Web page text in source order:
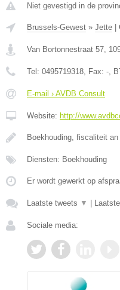
Niet gevestigd in de
Brussels-Gewest » Jette |
Van Bortonnestraat 57
Tel: 0495719318 , Fax: - ,
E-mail › AVDB Consult
Website: http://
Boekhouding, fiscaliteit
Diensten: Boekhouding
Er wordt gewerkt op
Laatste tweets ▼ |
Sociale media: